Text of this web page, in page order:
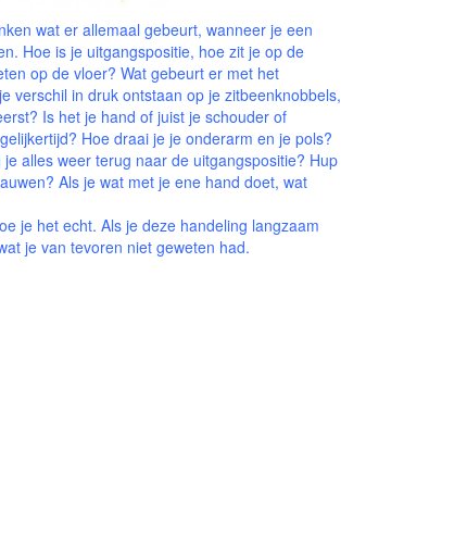
wat er allemaal gebeurt, wanneer je een
Hoe is je uitgangspositie, hoe zit je op de
op de vloer? Wat gebeurt er met het
verschil in druk ontstaan op je zitbeenknobbels,
Is het je hand of juist je schouder of
Hoe draai je je onderarm en je pols?
alles weer terug naar de uitgangspositie? Hup
Als je wat met je ene hand doet, wat
je het echt. Als je deze handeling langzaam
je van tevoren niet geweten had.